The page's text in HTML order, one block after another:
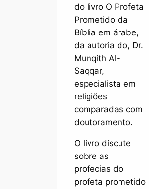
do livro O Profeta
Prometido da
Bíblia em árabe,
da autoria do, Dr.
Munqith Al-
Saqqar,
especialista em
religiões
comparadas com
doutoramento.
O livro discute
sobre as
profecias do
profeta prometido